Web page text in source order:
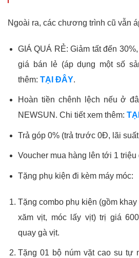
Ngoài ra, các chương trình cũ vẫn
GIÁ QUÁ RẺ: Giảm tất đến
giá bán lẻ (áp dụng một số
thêm: TẠI ĐÂY.
Hoàn tiền chênh lệch nếu ở
NEWSUN. Chi tiết xem thêm:
Trả góp 0% (trả trước 0Đ, lãi
Voucher mua hàng lên tới 1 triệu
Tặng phụ kiện đi kèm máy móc:
Tặng combo phụ kiện (gồm
xăm vịt, móc lấy vịt) trị giá
quay gà vịt.
Tặng 01 bộ núm vặt cao su tự